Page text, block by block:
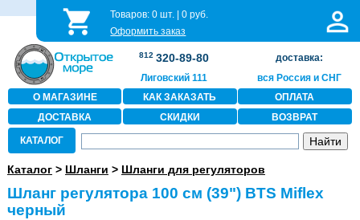
Товаров:0 шт. |0 руб.
Оформить заказ
812 320-89-80
Лиговский 111
доставка:
вся Россия и СНГ
О МАГАЗИНЕ
КАК ЗАКАЗАТЬ
ОПЛАТА
ДОСТАВКА
СКИДКИ ВОЗВРАТ
КАТАЛОГ
Каталог> Шланги > Шланги для регуляторов
Шланг регулятора 100 см (39") BTS Miflex
черный